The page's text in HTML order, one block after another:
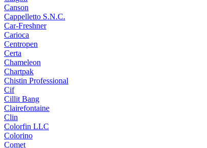
Canson
Cappelletto S.N.C.
Car-Freshner
Carioca
Centropen
Certa
Chameleon
Chartpak
Chistin Professional
Cif
Cillit Bang
Clairefontaine
Clin
Colorfin LLC
Colorino
Comet